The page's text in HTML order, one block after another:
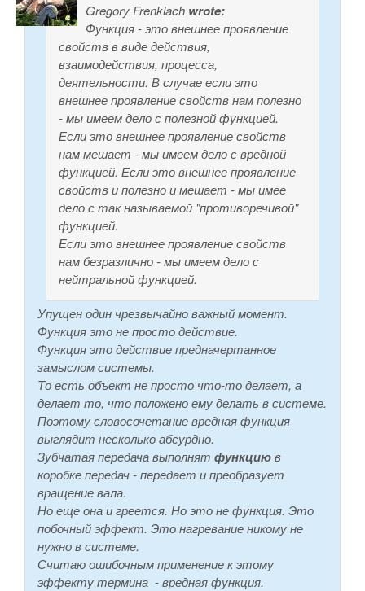
Gregory Frenklach wrote:
Функция - это внешнее проявление
свойств в виде действия,
взаимодействия, процесса,
деятельности. В случае если это
внешнее проявление свойств нам полезно
- мы имеем дело с полезной функцией.
Если это внешнее проявление свойств
нам мешает - мы имеем дело с вредной
функцией. Если это внешнее проявление
свойств и полезно и мешает - мы имее
дело с так называемой "противоречивой"
функцией.
Если это внешнее проявление свойств
нам безразлично - мы имеем дело с
нейтральной функцией.
Упущен один чрезвычайно важный момент.
Функция это не просто действие.
Функция это действие предначертанное
замыслом системы.
То есть объект не просто что-то делает, а
делает то, что положено ему делать в системе.
Поэтому словосочетание вредная функция
выглядит несколько абсурдно.
Зубчатая передача выполнят функциюв
коробке передач - передает и преобразует
вращение вала.
Но еще она и греется. Но это не функция. Это
побочный эффект. Это нагревание никому не
нужно в системе.
Считаю ошибочным применение к этому
эффекту термина - вредная функция.